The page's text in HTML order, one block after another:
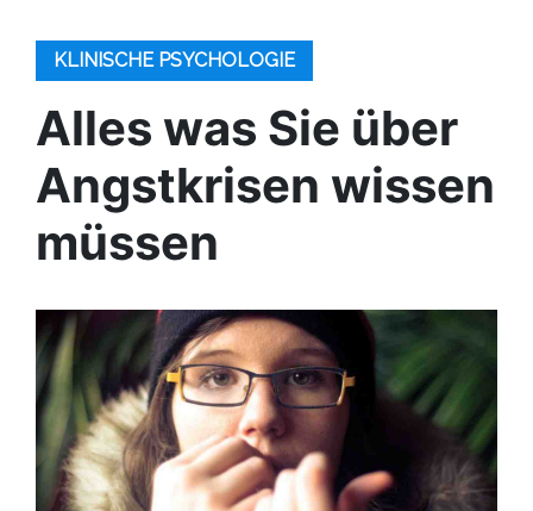
KLINISCHE PSYCHOLOGIE
Alles was Sie über
Angstkrisen wissen
müssen